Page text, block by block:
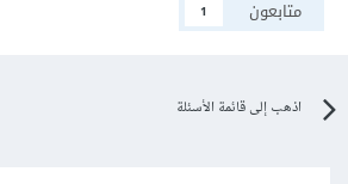
متابعون
1
اذهب إلى قائمة الأسئلة